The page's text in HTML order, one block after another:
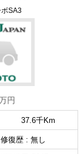
SA3
円
37.6千Km
修復歴 : 無し